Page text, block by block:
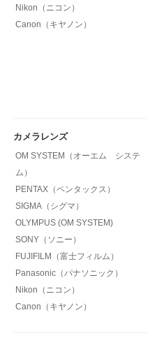
Nikon（ニコン）
Canon（キヤノン）
カメラレンズ
OM SYSTEM（オーエム システ
ム）
PENTAX（ペンタックス）
SIGMA（シグマ）
OLYMPUS (OM SYSTEM)
SONY（ソニー）
FUJIFILM（富士フィルム）
Panasonic（パナソニック）
Nikon（ニコン）
Canon（キヤノン）